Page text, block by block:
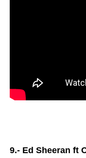
9.- Ed Sheeran ft